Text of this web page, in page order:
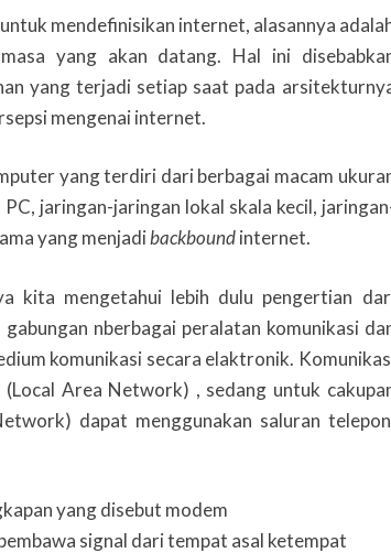
mendefinisikan internet, alasannya
yang akan datang. Hal ini
yang terjadi setiap saat pada
mengenai internet.
yang terdiri dari berbagai macam
jaringan-jaringan lokal skala kecil,
yang menjadibackboundinternet.
kita mengetahui lebih dulu pengertian
nberbagai peralatan komunikasi
komunikasi secara elaktronik.
Area Network) , sedang untuk
dapat menggunakan saluran
yang disebut modem
signal dari tempat asal ketempat